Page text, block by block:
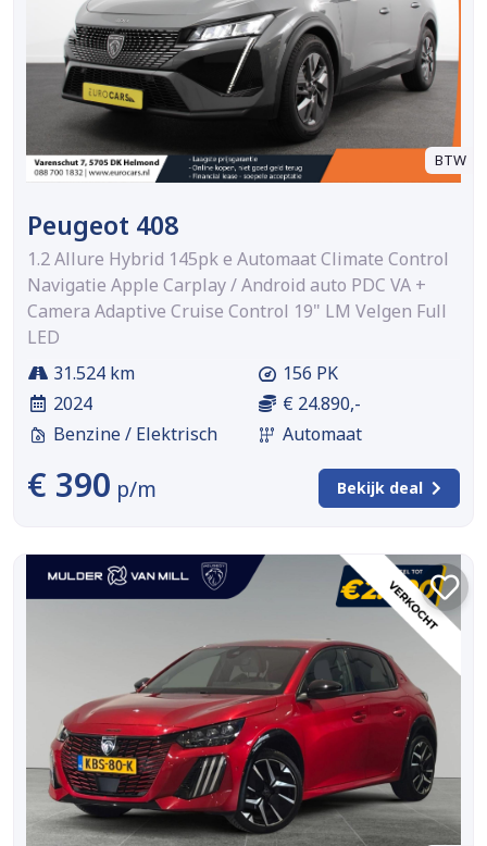
BTW
Peugeot 408
1.2 Allure Hybrid 145pk e Automaat Climate Control
Navigatie Apple Carplay / Android auto PDC VA +
Camera Adaptive Cruise Control 19" LM Velgen Full
LED
31.524 km
2024
Benzine / Elektrisch
156 PK
€ 24.890,-
Automaat
€ 390 p/m Bekijk deal